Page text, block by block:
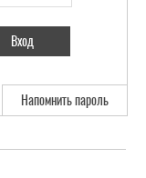
Напомнить пароль